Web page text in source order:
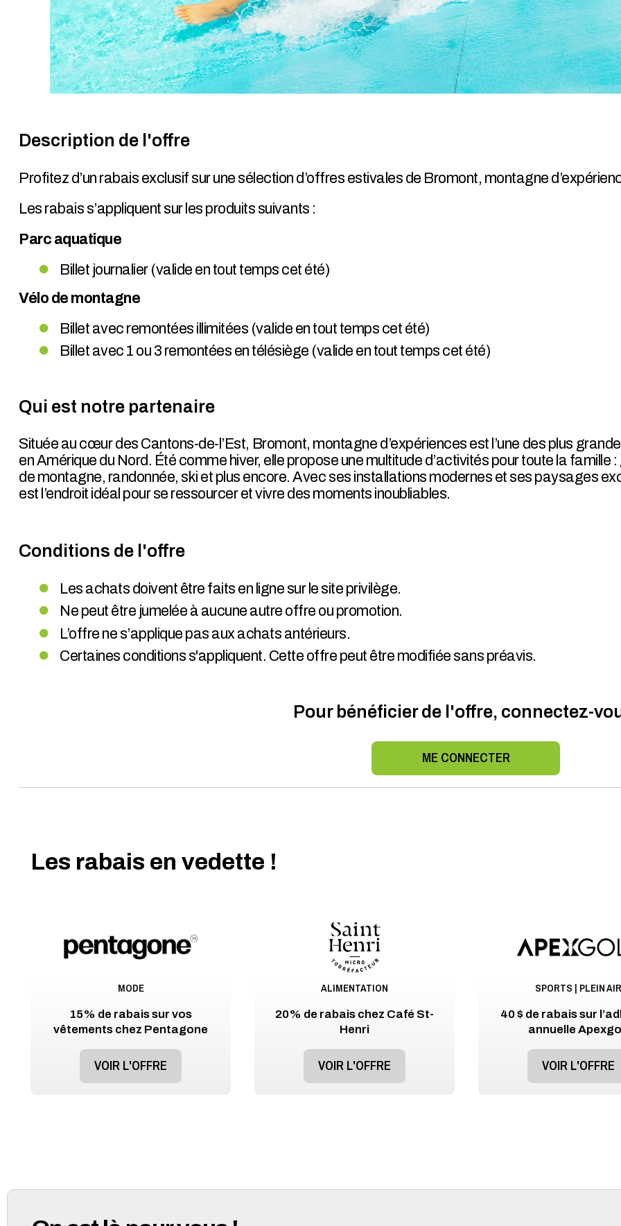
Description de l'offre
Profitez d’un rabais exclusif sur une sélection d’offres estivales de Bromont, montagne
Les rabais s’appliquent sur les produits suivants :
Parc aquatique
Billet journalier (valide en tout temps cet été)
Vélo de montagne
Billet avec remontées illimitées (valide en tout temps cet été)
Billet avec 1 ou 3 remontées en télésiège (valide en tout temps cet été)
Qui est notre partenaire
Située au cœur des Cantons-de-l’Est, Bromont, montagne d’expériences est l’une des plus
en Amérique du Nord. Été comme hiver, elle propose une multitude d’activités pour toute la famille :
de montagne, randonnée, ski et plus encore. Avec ses installations modernes et ses paysages
est l’endroit idéal pour se ressourcer et vivre des moments inoubliables.
Conditions de l'offre
Les achats doivent être faits en ligne sur le site privilège.
Ne peut être jumelée à aucune autre offre ou promotion.
L’offre ne s’applique pas aux achats antérieurs.
Certaines conditions s'appliquent. Cette offre peut être modifiée sans préavis.
Pour bénéficier de l'offre, connectez-
ME CONNECTER
Les rabais en vedette !
MODE
15% de rabais sur vos
vêtements chez Pentagone
VOIR L'OFFRE
ALIMENTATION
20% de rabais chez Café St-
Henri
VOIR L'OFFRE
SPORTS | PLEIN AIR
40 $ de rabais sur
annuelle
VOIR L'OFFRE